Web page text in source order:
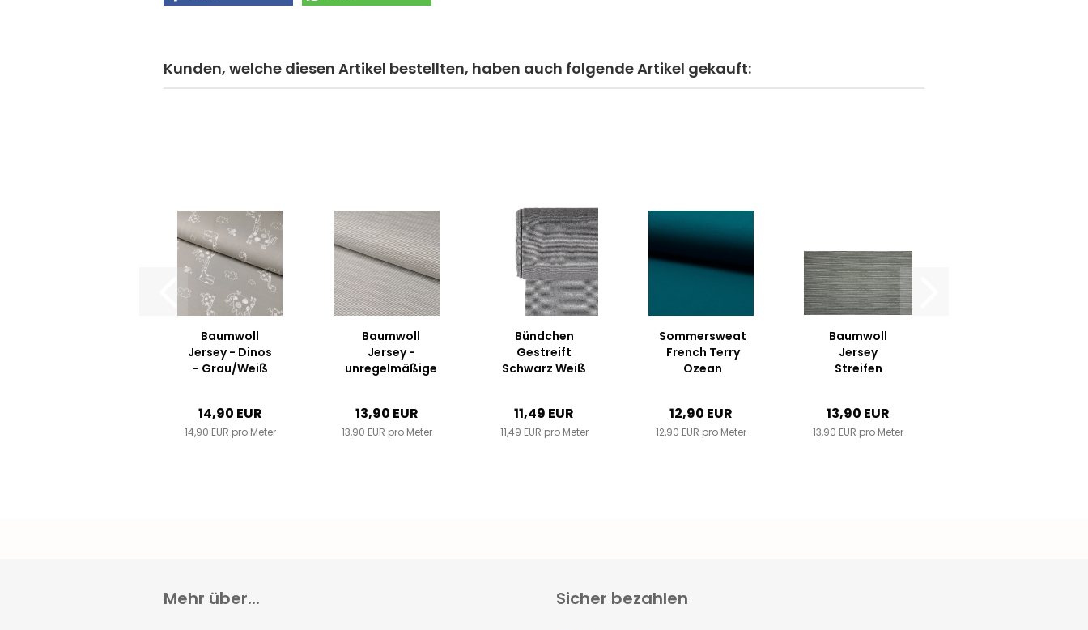
Kunden, welche diesen Artikel bestellten, haben auch folgende Artikel gekauft:
Baumwoll
Jersey - Dinos
- Grau/Weiß
14,90 EUR
14,90 EUR pro Meter
Baumwoll
Jersey -
unregelmäßige
13,90 EUR
13,90 EUR pro Meter
Bündchen
Gestreift
Schwarz Weiß
11,49 EUR
11,49 EUR pro Meter
Sommersweat
French Terry
Ozean
12,90 EUR
12,90 EUR pro Meter
Baumwoll
Jersey
Streifen
13,90 EUR
13,90 EUR pro Meter
Mehr über... Sicher bezahlen